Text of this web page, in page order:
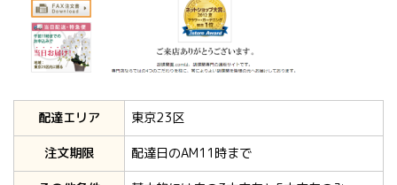
配達エリア
東京23区
注文期限
配達日のAM11時まで